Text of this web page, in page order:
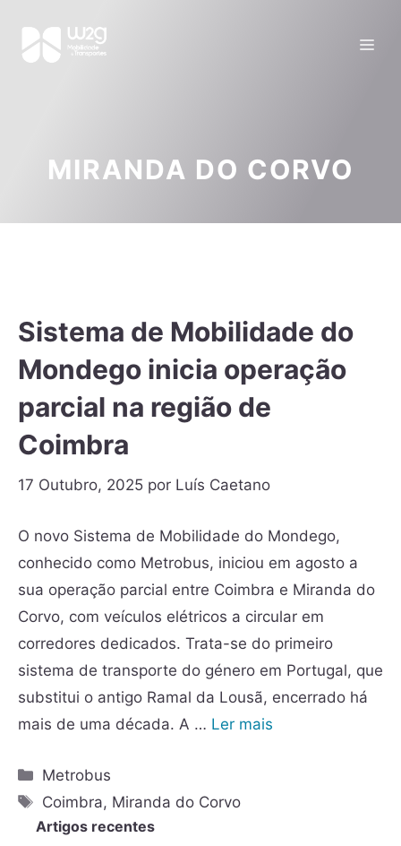
MIRANDA DO CORVO
Sistema de Mobilidade do
Mondego inicia operação
parcial na região de
Coimbra
17 Outubro, 2025 por Luís Caetano
O novo Sistema de Mobilidade do Mondego,
conhecido como Metrobus, iniciou em agosto a
sua operação parcial entre Coimbra e Miranda do
Corvo, com veículos elétricos a circular em
corredores dedicados. Trata-se do primeiro
sistema de transporte do género em Portugal, que
substitui o antigo Ramal da Lousã, encerrado há
mais de uma década. A … Ler mais
Metrobus
Coimbra, Miranda do Corvo
Artigos recentes